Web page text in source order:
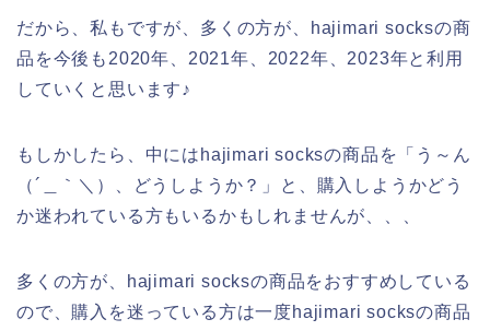
だから、私もですが、多くの方が、hajimari socksの商
品を今後も2020年、2021年、2022年、2023年と利用
していくと思います♪
もしかしたら、中にはhajimari socksの商品を「う～ん
（´＿｀＼）、どうしようか？」と、購入しようかどう
か迷われている方もいるかもしれませんが、、、
多くの方が、hajimari socksの商品をおすすめしている
ので、購入を迷っている方は一度hajimari socksの商品